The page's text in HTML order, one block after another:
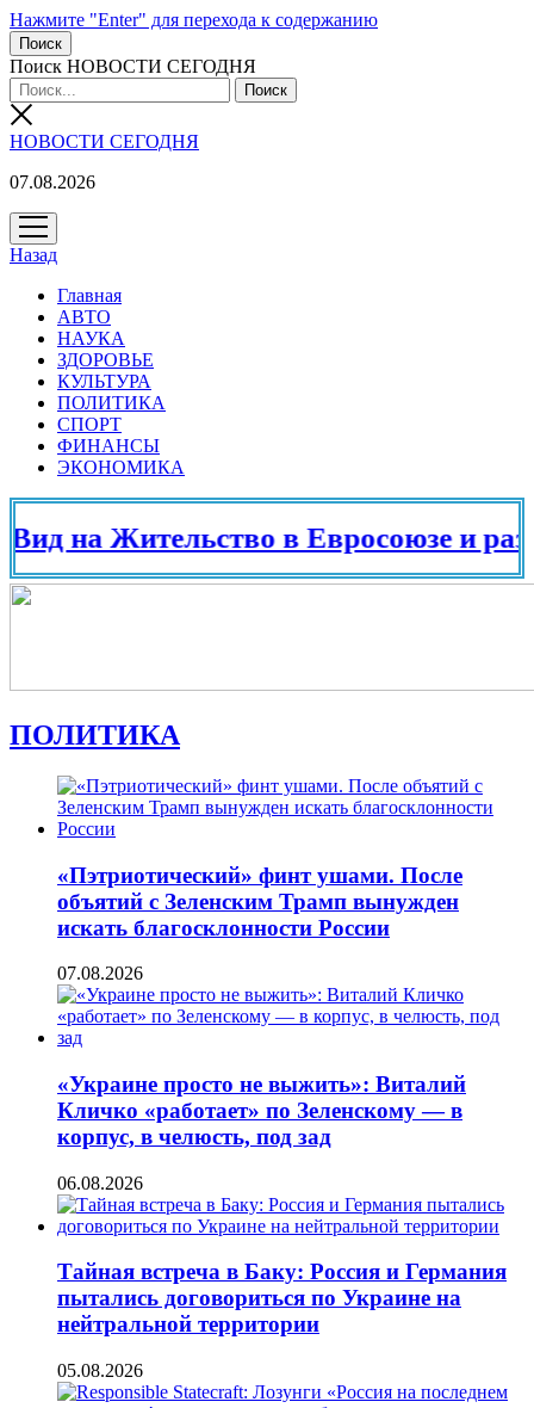
Нажмите "Enter" для перехода к содержанию
Поиск
Поиск НОВОСТИ СЕГОДНЯ
НОВОСТИ СЕГОДНЯ
07.08.2026
открыть
меню
Назад
Главная
АВТО
НАУКА
ЗДОРОВЬЕ
КУЛЬТУРА
ПОЛИТИКА
СПОРТ
ФИНАНСЫ
ЭКОНОМИКА
Жительство в Евросоюзе и разных
ПОЛИТИКА
«Пэтриотический» финт ушами. После
объятий с Зеленским Трамп вынужден
искать благосклонности России
07.08.2026
«Украине просто не выжить»: Виталий
Кличко «работает» по Зеленскому — в
корпус, в челюсть, под зад
06.08.2026
Тайная встреча в Баку: Россия и Германия
пытались договориться по Украине на
нейтральной территории
05.08.2026